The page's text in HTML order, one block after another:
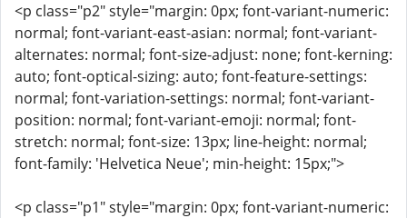
<p class="p2" style="margin: 0px; font-variant-numeric:
normal; font-variant-east-asian: normal; font-variant-
alternates: normal; font-size-adjust: none; font-kerning:
auto; font-optical-sizing: auto; font-feature-settings:
normal; font-variation-settings: normal; font-variant-
position: normal; font-variant-emoji: normal; font-
stretch: normal; font-size: 13px; line-height: normal;
font-family: 'Helvetica Neue'; min-height: 15px;">
<p class="p1" style="margin: 0px; font-variant-numeric: